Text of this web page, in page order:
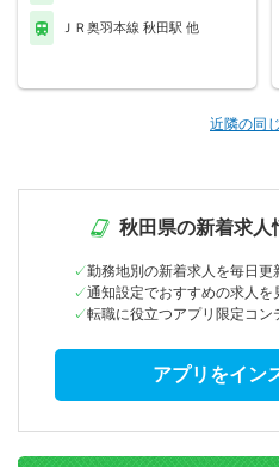
ＪＲ奥羽本線 秋田駅 他
近隣の同
秋田県の新着求人
勤務地別の新着求人を毎日更
通知設定でおすすめの求人を
転職に役立つアプリ限定コン
アプリをイン